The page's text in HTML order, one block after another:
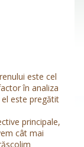
este cel
în analiza
este pregătit
principale,
cât mai